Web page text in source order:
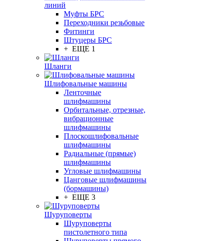
линий
Муфты БРС
Переходники резьбовые
Фитинги
Штуцеры БРС
+ ЕЩЕ 1
Шланги
Шлифовальные машины
Ленточные
шлифмашины
Орбитальные, отрезные,
вибрационные
шлифмашины
Плоскошлифовальные
шлифмашины
Радиальные (прямые)
шлифмашины
Угловые шлифмашины
Цанговые шлифмашины
(бормашины)
+ ЕЩЕ 3
Шуруповерты
Шуруповерты
пистолетного типа